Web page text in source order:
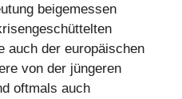
beigemessen
auch der europäischen
von der jüngeren
oftmals auch